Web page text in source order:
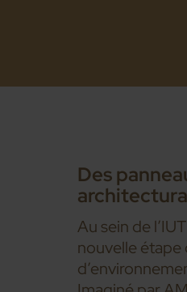
Des
Au sein de
nouvelle étape